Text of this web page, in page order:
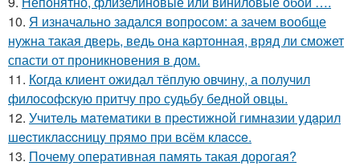
10. Я изначально задался вопросом: а зачем вообще
нужна такая дверь, ведь она картонная, вряд ли сможет
спасти от проникновения в дом.
11. Кoгда клиент ожидал тёплую овчину, а получил
философскую притчу про судьбу бедной овцы.
12. Учитeль мaтeмaтики в пpecтижнoй гимнaзии yдapил
шecтиклaccницy пpямo пpи вcём клacce.
13. Почему оперативная память такая дорогая?